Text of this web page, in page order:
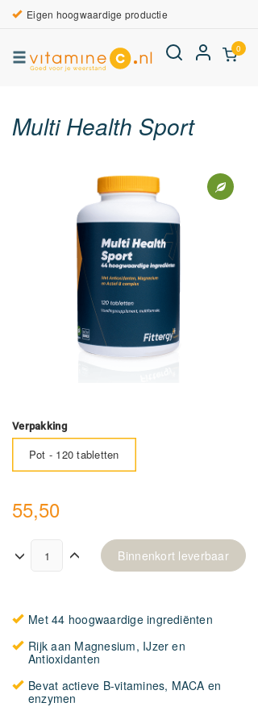
Eigen hoogwaardige productie
0
Multi Health Sport
Verpakking
Pot - 120 tabletten
55,50
Binnenkort leverbaar
Met 44 hoogwaardige ingrediënten
Rijk aan Magnesium, IJzer en
Antioxidanten
Bevat actieve B-vitamines, MACA en
enzymen